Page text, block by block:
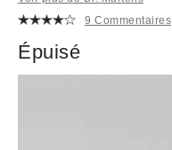
9 Commentaires
Épuisé